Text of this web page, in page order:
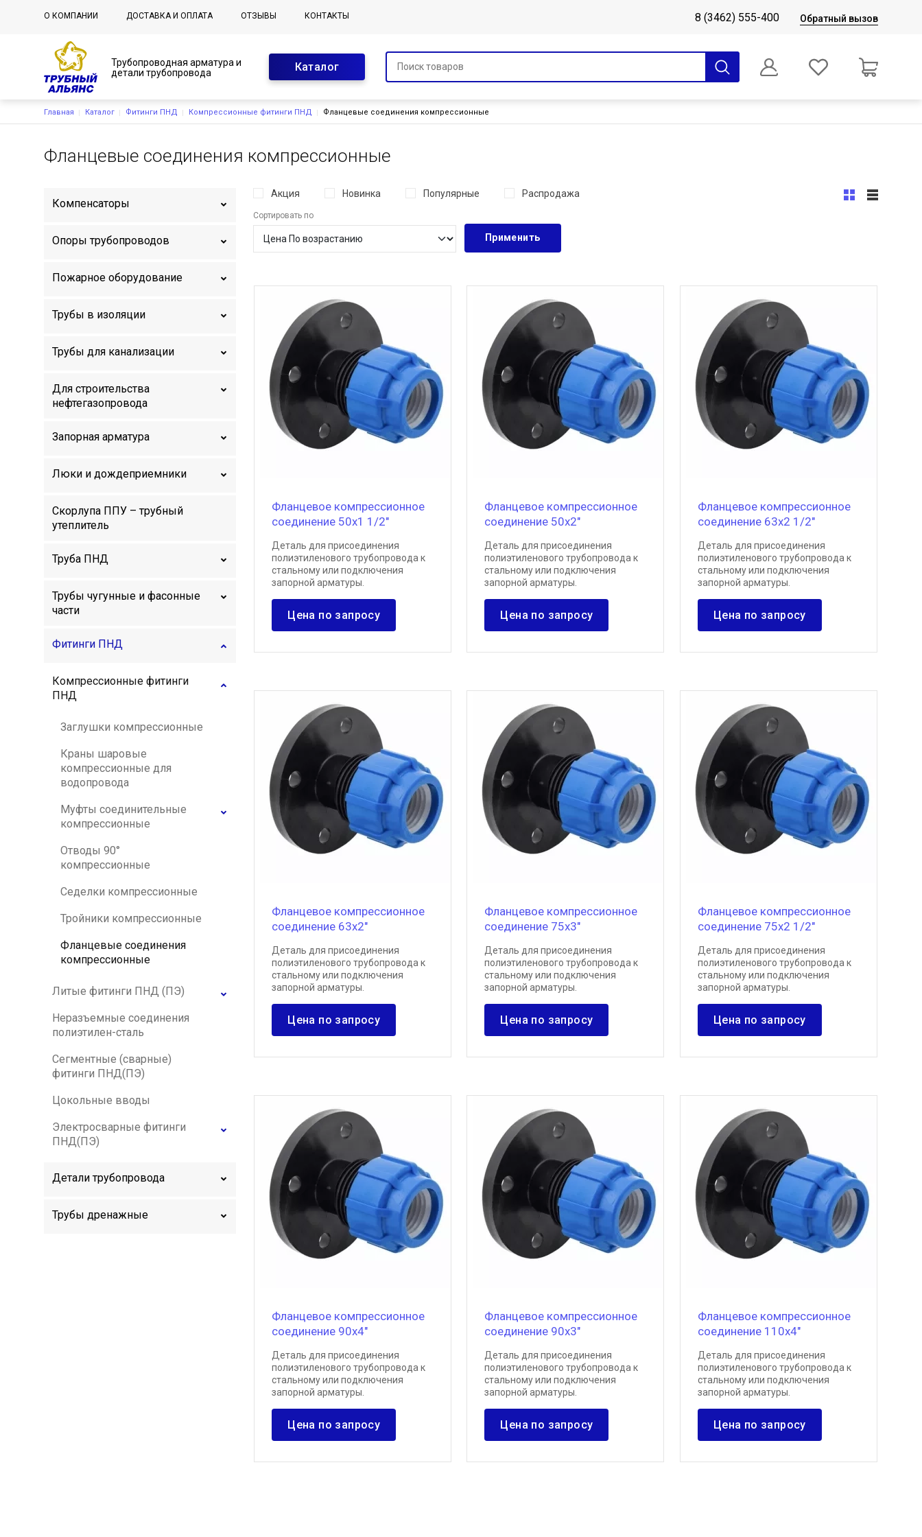
Основная навигация
О КОМПАНИИ ДОСТАВКА И ОПЛАТА ОТЗЫВЫ КОНТАКТЫ 8 (3462) 555-400 Обратный вызов
Трубопроводная арматура и
детали трубопровода
Каталог
Строка навигации
Главная Каталог Фитинги ПНД Компрессионные фитинги ПНД Фланцевые соединения компрессионные
Фланцевые соединения компрессионные
Компенсаторы
Опоры трубопроводов
Пожарное оборудование
Трубы в изоляции
Трубы для канализации
Для строительства
нефтегазопровода
Запорная арматура
Люки и дождеприемники
Скорлупа ППУ – трубный
утеплитель
Труба ПНД
Трубы чугунные и фасонные
части
Фитинги ПНД
Компрессионные фитинги
ПНД
Заглушки компрессионные
Краны шаровые
компрессионные для
водопровода
Муфты соединительные
компрессионные
Отводы 90°
компрессионные
Седелки компрессионные
Тройники компрессионные
Фланцевые соединения
компрессионные
Литые фитинги ПНД (ПЭ)
Неразъемные соединения
полиэтилен-сталь
Сегментные (сварные)
фитинги ПНД(ПЭ)
Цокольные вводы
Электросварные фитинги
ПНД(ПЭ)
Детали трубопровода
Трубы дренажные
Акция Новинка Популярные Распродажа
Сортировать по
Фланцевое компрессионное
соединение 50х1 1/2"
Деталь для присоединения
полиэтиленового трубопровода к
стальному или подключения
запорной арматуры.
Цена по запросу
Фланцевое компрессионное
соединение 50х2"
Деталь для присоединения
полиэтиленового трубопровода к
стальному или подключения
запорной арматуры.
Цена по запросу
Фланцевое компрессионное
соединение 63х2 1/2"
Деталь для присоединения
полиэтиленового трубопровода к
стальному или подключения
запорной арматуры.
Цена по запросу
Фланцевое компрессионное
соединение 63х2"
Деталь для присоединения
полиэтиленового трубопровода к
стальному или подключения
запорной арматуры.
Цена по запросу
Фланцевое компрессионное
соединение 75х3"
Деталь для присоединения
полиэтиленового трубопровода к
стальному или подключения
запорной арматуры.
Цена по запросу
Фланцевое компрессионное
соединение 75х2 1/2"
Деталь для присоединения
полиэтиленового трубопровода к
стальному или подключения
запорной арматуры.
Цена по запросу
Фланцевое компрессионное
соединение 90х4"
Деталь для присоединения
полиэтиленового трубопровода к
стальному или подключения
запорной арматуры.
Цена по запросу
Фланцевое компрессионное
соединение 90х3"
Деталь для присоединения
полиэтиленового трубопровода к
стальному или подключения
запорной арматуры.
Цена по запросу
Фланцевое компрессионное
соединение 110х4"
Деталь для присоединения
полиэтиленового трубопровода к
стальному или подключения
запорной арматуры.
Цена по запросу